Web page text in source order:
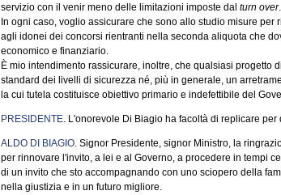
servizio con il venir meno delle limitazioni imposte dal turn over.
In ogni caso, voglio assicurare che sono allo studio misure
agli idonei dei concorsi rientranti nella seconda aliquota che
economico e finanziario.
È mio intendimento rassicurare, inoltre, che qualsiasi
standard dei livelli di sicurezza né, più in generale, un
la cui tutela costituisce obiettivo primario e indefettibile del
PRESIDENTE. L'onorevole Di Biagio ha facoltà di replicare per
ALDO DI BIAGIO. Signor Presidente, signor Ministro, la
per rinnovare l'invito, a lei e al Governo, a procedere in tempi
di un invito che sto accompagnando con uno sciopero della
nella giustizia e in un futuro migliore.